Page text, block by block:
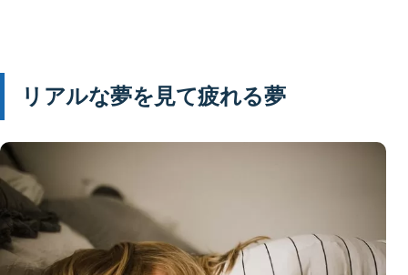
リアルな夢を見て疲れる夢